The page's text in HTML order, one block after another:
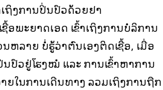
ເຖິງ​ການ​ປິ່ນ​ປົວ​ດ້ວຍ​ຢາ​
ອ​ພະ​ຍາດ​ເອ​ດ ເຂົ້າ​ເຖິງ​ການ​ບໍ​ລິ​ການ​
ລາຍ ບໍ່​ຮູ້​ວ່າ​ຕົນ​ເອງ​ຕິດ​ເຊື້ອ, ເມື່ອ​
ປົວ​ຢູ່​ໂຮງ​ໝໍ ແລະ ກ​ານ​ເຂົ້າ​ຫາ​ການ​
ໃນ​ການ​ເດີນ​ທາງ ລວມ​ເຖິງ​ການ​ຖືກ​